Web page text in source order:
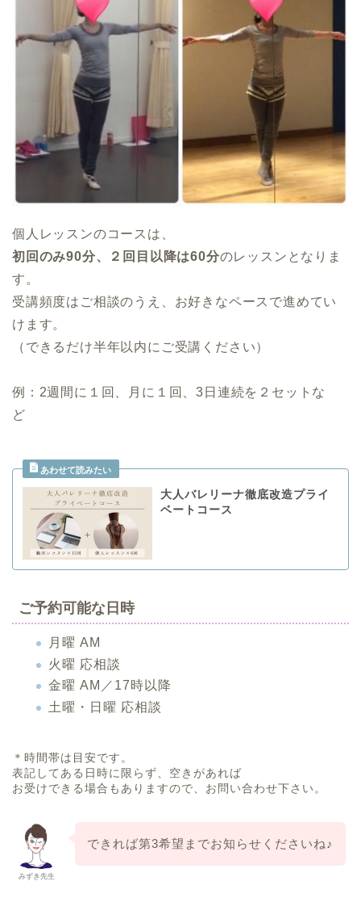
個人レッスンのコースは、
初回のみ90分、２回目以降は60分のレッスンとなりま
す。
受講頻度はご相談のうえ、お好きなペースで進めてい
けます。
（できるだけ半年以内にご受講ください）
例：2週間に１回、月に１回、3日連続を２セットな
ど
大人バレリーナ徹底改造プライ
ベートコース
ご予約可能な日時
月曜 AM
火曜 応相談
金曜 AM／17時以降
土曜・日曜 応相談
＊時間帯は目安です。
表記してある日時に限らず、空きがあれば
お受けできる場合もありますので、お問い合わせ下さい。
みずき先生
できれば第3希望までお知らせくださいね♪